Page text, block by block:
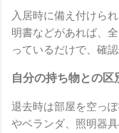
入居時に備え付けら
明書などがあれば、
っているだけで、確
自分の持ち物との区
退去時は部屋を空っ
やベランダ、照明器